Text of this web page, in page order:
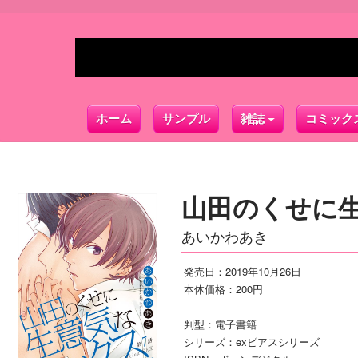
ホーム サンプル 雑誌 コミック
山田のくせに
あいかわあき
発売日：2019年10月26日
本体価格：200円
判型：電子書籍
シリーズ：exピアスシリーズ